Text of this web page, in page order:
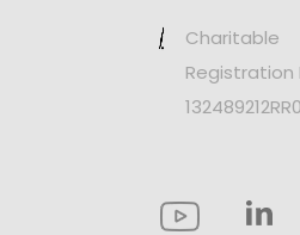
Charitable
Registration